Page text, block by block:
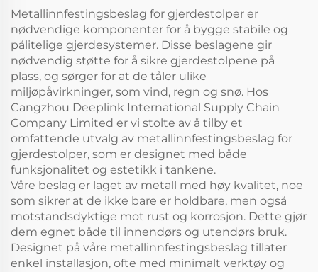
Metallinnfestingsbeslag for gjerdestolper er
nødvendige komponenter for å bygge stabile og
pålitelige gjerdesystemer. Disse beslagene gir
nødvendig støtte for å sikre gjerdestolpene på
plass, og sørger for at de tåler ulike
miljøpåvirkninger, som vind, regn og snø. Hos
Cangzhou Deeplink International Supply Chain
Company Limited er vi stolte av å tilby et
omfattende utvalg av metallinnfestingsbeslag for
gjerdestolper, som er designet med både
funksjonalitet og estetikk i tankene.
Våre beslag er laget av metall med høy kvalitet, noe
som sikrer at de ikke bare er holdbare, men også
motstandsdyktige mot rust og korrosjon. Dette gjør
dem egnet både til innendørs og utendørs bruk.
Designet på våre metallinnfestingsbeslag tillater
enkel installasjon, ofte med minimalt verktøy og